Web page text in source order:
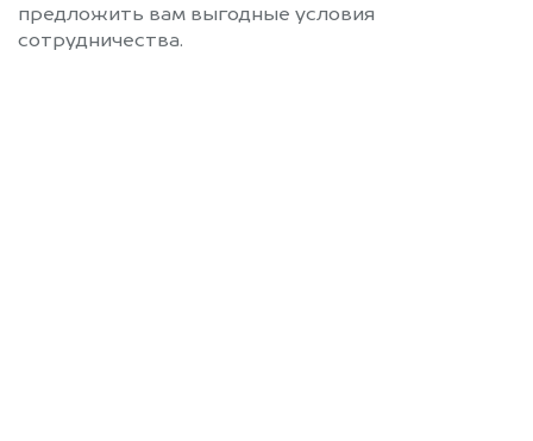
предложить вам выгодные условия
сотрудничества.